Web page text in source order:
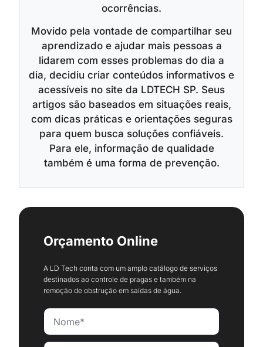
ocorrências.
Movido pela vontade de compartilhar seu
aprendizado e ajudar mais pessoas a
lidarem com esses problemas do dia a
dia, decidiu criar conteúdos informativos e
acessíveis no site da LDTECH SP. Seus
artigos são baseados em situações reais,
com dicas práticas e orientações seguras
para quem busca soluções confiáveis.
Para ele, informação de qualidade
também é uma forma de prevenção.
Orçamento Online
A LD Tech conta com um amplo catálogo de serviços
destinados ao controle de pragas e também na
remoção de obstrução em saídas de água.